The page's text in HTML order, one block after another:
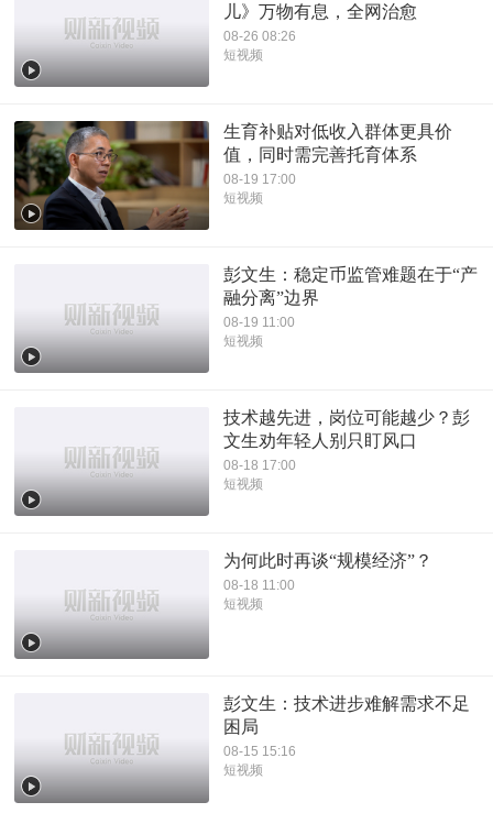
儿》万物有息，全网治愈
08-26 08:26
短视频
生育补贴对低收入群体更具价
值，同时需完善托育体系
08-19 17:00
短视频
彭文生：稳定币监管难题在于“产
融分离”边界
08-19 11:00
短视频
技术越先进，岗位可能越少？彭
文生劝年轻人别只盯风口
08-18 17:00
短视频
为何此时再谈“规模经济”？
08-18 11:00
短视频
彭文生：技术进步难解需求不足
困局
08-15 15:16
短视频